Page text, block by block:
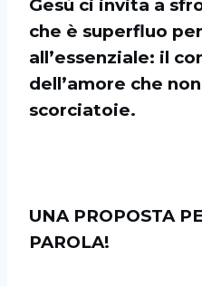
Gesù ci invita a
che è superfluo
all’essenziale: il
dell’amore che
scorciatoie.
UNA PROPOSTA
PAROLA!